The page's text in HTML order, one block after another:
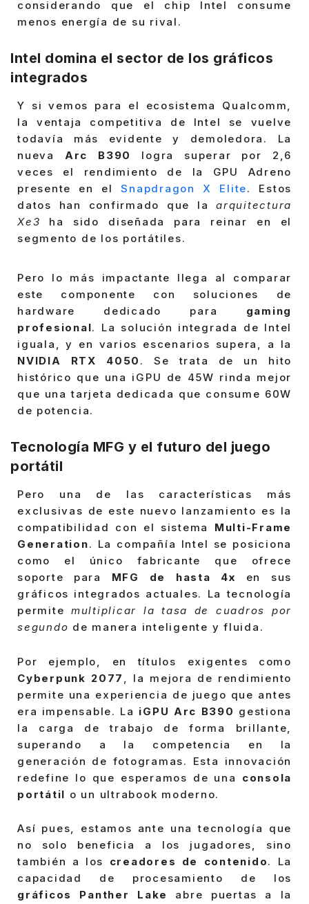
considerando que el chip Intel consume
menos energía de su rival.
Intel domina el sector de los gráficos
integrados
Y si vemos para el ecosistema Qualcomm,
la ventaja competitiva de Intel se vuelve
todavía más evidente y demoledora. La
nueva Arc B390 logra superar por 2,6
veces el rendimiento de la GPU Adreno
presente en elSnapdragon X Elite. Estos
datos han confirmado que la arquitectura
Xe3 ha sido diseñada para reinar en el
segmento de los portátiles.
Pero lo más impactante llega al comparar
este componente con soluciones de
hardware dedicado para gaming
profesional. La solución integrada de Intel
iguala, y en varios escenarios supera, a la
NVIDIA RTX 4050 . Se trata de un hito
histórico que una iGPU de 45W rinda mejor
que una tarjeta dedicada que consume 60W
de potencia.
Tecnología MFG y el futuro del juego
portátil
Pero una de las características más
exclusivas de este nuevo lanzamiento es la
compatibilidad con el sistema Multi-Frame
Generation. La compañía Intel se posiciona
como el único fabricante que ofrece
soporte para MFG de hasta 4x en sus
gráficos integrados actuales. La tecnología
permite multiplicar la tasa de cuadros por
segundo de manera inteligente y fluida.
Por ejemplo, en títulos exigentes como
Cyberpunk 2077
, la mejora de rendimiento
permite una experiencia de juego que antes
era impensable. La iGPU Arc B390 gestiona
la carga de trabajo de forma brillante,
superando a la competencia en la
generación de fotogramas. Esta innovación
redefine lo que esperamos de una consola
portátil o un ultrabook moderno.
Así pues, estamos ante una tecnología que
no solo beneficia a los jugadores, sino
también a los creadores de contenido. La
capacidad de procesamiento de los
gráficos Panther Lake
abre puertas a la